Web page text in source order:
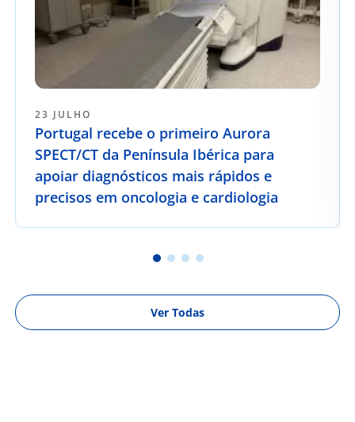
23 JULHO
Portugal recebe o primeiro Aurora
SPECT/CT da Península Ibérica para
apoiar diagnósticos mais rápidos e
precisos em oncologia e cardiologia
Ver Todas